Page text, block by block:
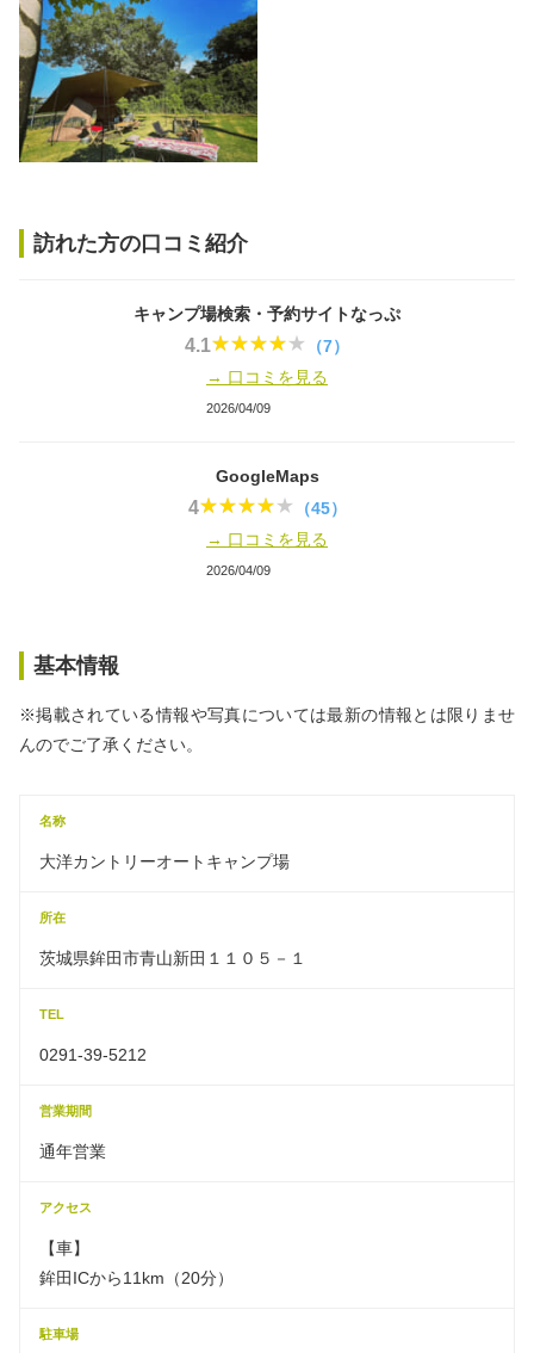
訪れた方の口コミ紹介
キャンプ場検索・予約サイトなっぷ
4.1
（7）
→ 口コミを見る
2026/04/09
GoogleMaps
4
（45）
→ 口コミを見る
2026/04/09
基本情報
※掲載されている情報や写真については最新の情報とは限りませ
んのでご了承ください。
名称
大洋カントリーオートキャンプ場
所在
茨城県鉾田市青山新田１１０５－１
TEL
0291-39-5212
営業期間
通年営業
アクセス
【車】
鉾田ICから11km（20分）
駐車場